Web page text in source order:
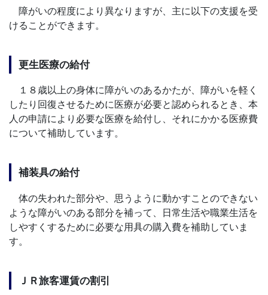
障がいの程度により異なりますが、主に以下の支援を受
けることができます。
更生医療の給付
１８歳以上の身体に障がいのあるかたが、障がいを軽く
したり回復させるために医療が必要と認められるとき、本
人の申請により必要な医療を給付し、それにかかる医療費
について補助しています。
補装具の給付
体の失われた部分や、思うように動かすことのできない
ような障がいのある部分を補って、日常生活や職業生活を
しやすくするために必要な用具の購入費を補助していま
す。
ＪＲ旅客運賃の割引